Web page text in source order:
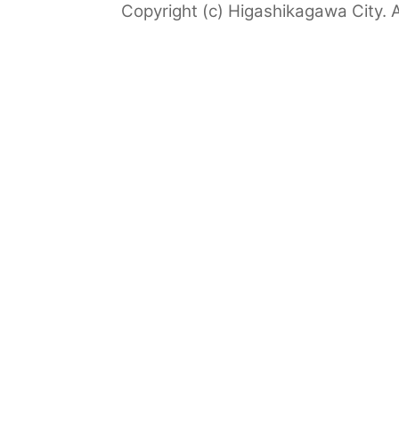
Copyright (c) Higashikagawa City.